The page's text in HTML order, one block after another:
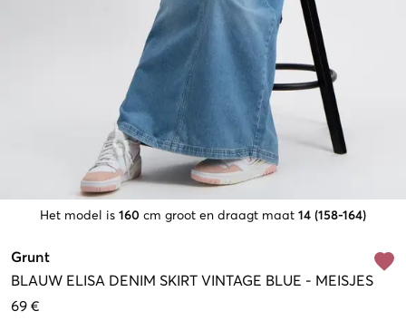
Het model is 160 cm groot en draagt maat 14 (158-164)
Grunt
BLAUW ELISA DENIM SKIRT VINTAGE BLUE - MEISJES
69 €